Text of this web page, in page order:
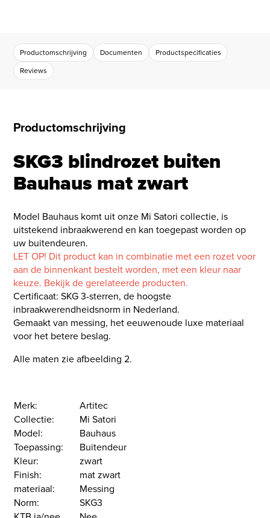
Productomschrijving Documenten
Productspecificaties
Reviews
Productomschrijving
SKG3 blindrozet buiten
Bauhaus mat zwart
Model Bauhaus komt uit onze Mi Satori collectie, is
uitstekend inbraakwerend en kan toegepast worden op
uw buitendeuren.
LET OP! Dit product kan in combinatie met een rozet voor
aan de binnenkant bestelt worden, met een kleur naar
keuze. Bekijk de gerelateerde producten.
Certificaat: SKG 3-sterren, de hoogste
inbraakwerendheidsnorm in Nederland.
Gemaakt van messing, het eeuwenoude luxe materiaal
voor het betere beslag.
Alle maten zie afbeelding 2.
Merk:
Artitec
Collectie:
Mi Satori
Model:
Bauhaus
Toepassing:
Buitendeur
Kleur:
zwart
Finish:
mat zwart
materiaal:
Messing
Norm:
SKG3